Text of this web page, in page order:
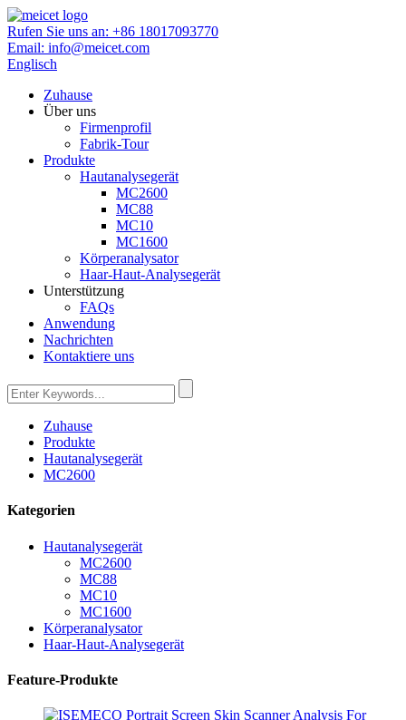
Rufen Sie uns an: +86 18017093770
Email: info@meicet.com
Englisch
Zuhause
Über uns
Firmenprofil
Fabrik-Tour
Produkte
Hautanalysegerät
MC2600
MC88
MC10
MC1600
Körperanalysator
Haar-Haut-Analysegerät
Unterstützung
FAQs
Anwendung
Nachrichten
Kontaktiere uns
Zuhause
Produkte
Hautanalysegerät
MC2600
Kategorien
Hautanalysegerät
MC2600
MC88
MC10
MC1600
Körperanalysator
Haar-Haut-Analysegerät
Feature-Produkte